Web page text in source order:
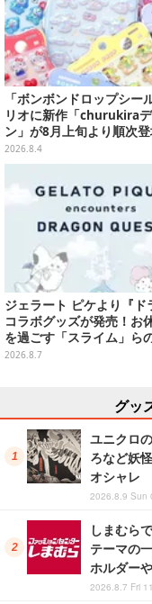
「ボンボンドロップシー
リオに新作「churukira
ン」が8月上旬より順次
ローキティ、はぴだんぶ
8種類
2026.8.4
ジェラート ピケより『ド
コラボグッズが発売！お
を過ごす「スライム」ら
ウェア、雑貨など多数ラ
2026.8.7
グッ
ユニクロ
ろなど妖
オシャレ
2026.8.9 Sun
しまむら
テーマの
ホルダー
2026.8.7 Fri